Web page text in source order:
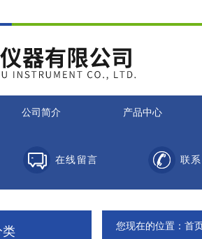
公司简介 产品中心
在线留言 联
类 您现在的位置： 首